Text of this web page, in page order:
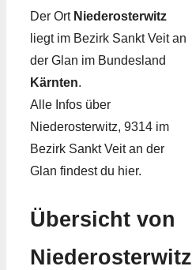
Der Ort Niederosterwitz
liegt im Bezirk Sankt Veit an
der Glan im Bundesland
Kärnten.
Alle Infos über
Niederosterwitz, 9314 im
Bezirk Sankt Veit an der
Glan findest du hier.
Übersicht von
Niederosterwitz